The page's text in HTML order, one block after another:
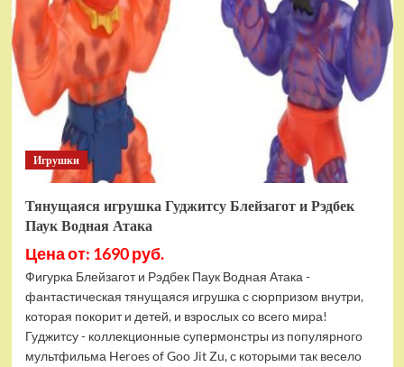
Гуджитсу
Тайгор
и
Вайпер
Игрушки
Тянущаяся игрушка Гуджитсу Блейзагот и Рэдбек
Паук Водная Атака
Цена от: 1690 руб.
Фигурка Блейзагот и Рэдбек Паук Водная Атака -
фантастическая тянущаяся игрушка с сюрпризом внутри,
которая покорит и детей, и взрослых со всего мира!
Гуджитсу - коллекционные супермонстры из популярного
мультфильма Heroes of Goo Jit Zu, с которыми так весело